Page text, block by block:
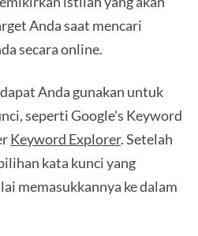
Anda saat mencari
secara online.
Anda gunakan untuk
seperti Google's Keyword
Keyword Explorer. Setelah
kata kunci yang
memasukkannya ke dalam